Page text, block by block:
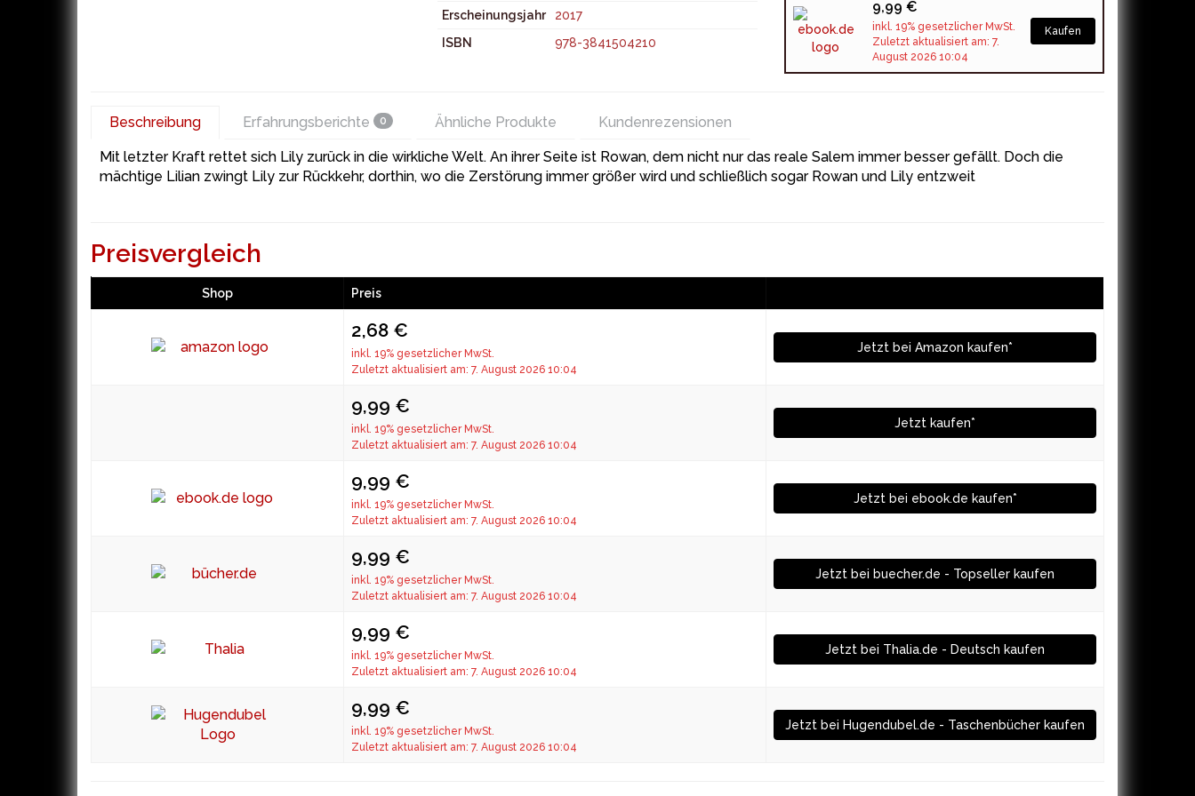
9,99 €
inkl. 19% gesetzlicher MwSt.
Zuletzt aktualisiert am: 7.
August 2026 10:04
Kaufen
Erscheinungsjahr
2017
ISBN
978-3841504210
Beschreibung Erfahrungsberichte 0 Ähnliche Produkte Kundenrezensionen
Mit letzter Kraft rettet sich Lily zurück in die wirkliche Welt. An ihrer Seite ist Rowan, dem nicht nur das reale Salem immer besser gefällt. Doch die
mächtige Lilian zwingt Lily zur Rückkehr, dorthin, wo die Zerstörung immer größer wird und schließlich sogar Rowan und Lily entzweit
Preisvergleich
Shop Preis
2,68 €
inkl. 19% gesetzlicher MwSt.
Zuletzt aktualisiert am: 7. August 2026 10:04
Jetzt bei Amazon kaufen*
9,99 €
inkl. 19% gesetzlicher MwSt.
Zuletzt aktualisiert am: 7. August 2026 10:04
Jetzt kaufen*
9,99 €
inkl. 19% gesetzlicher MwSt.
Zuletzt aktualisiert am: 7. August 2026 10:04
Jetzt bei ebook.de kaufen*
9,99 €
inkl. 19% gesetzlicher MwSt.
Zuletzt aktualisiert am: 7. August 2026 10:04
Jetzt bei buecher.de - Topseller kaufen
9,99 €
inkl. 19% gesetzlicher MwSt.
Zuletzt aktualisiert am: 7. August 2026 10:04
Jetzt bei Thalia.de - Deutsch kaufen
9,99 €
inkl. 19% gesetzlicher MwSt.
Zuletzt aktualisiert am: 7. August 2026 10:04
Jetzt bei Hugendubel.de - Taschenbücher kaufen